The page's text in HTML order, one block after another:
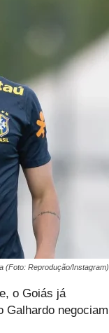
(Foto: Reprodução/Instagram)
o Goiás já
Galhardo negociam